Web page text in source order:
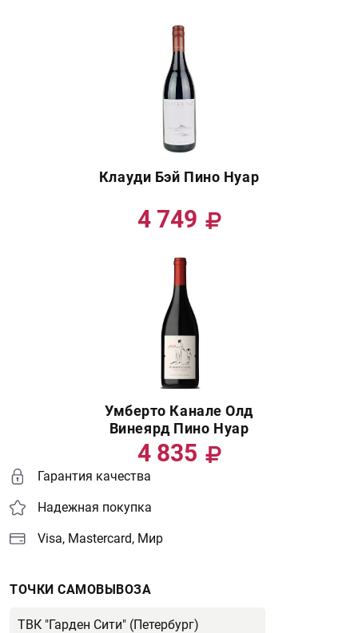
Клауди Бэй Пино Нуар
4 749
Умберто Канале Олд
Винеярд Пино Нуар
4 835
Гарантия качества
Надежная покупка
Visa, Mastercard, Мир
ТОЧКИ САМОВЫВОЗА
ТВК "Гарден Сити" (Петербург)